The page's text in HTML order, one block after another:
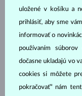
BIELE ZLATO
DIAMANT
uložené v košíku a
prihlásiť, aby sme
informovať o
používaním
dočasne ukladajú vo
cookies si môžete
pokračovať“ nám